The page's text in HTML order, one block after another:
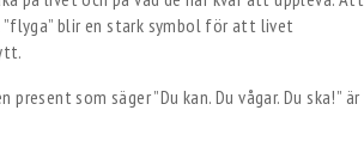
blir en stark symbol för att livet
som säger ”Du kan. Du vågar. Du ska!” är